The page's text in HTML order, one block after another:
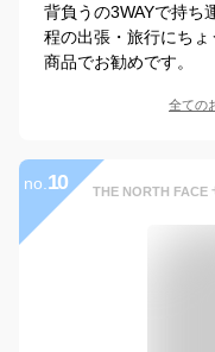
背負うの3WAYで持ち
程の出張・旅行にち
商品でお勧めです。
全ての
no. 10